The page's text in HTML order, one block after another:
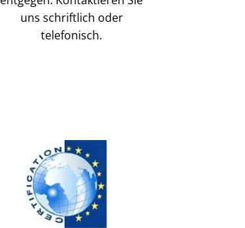
uns schriftlich oder
telefonisch.